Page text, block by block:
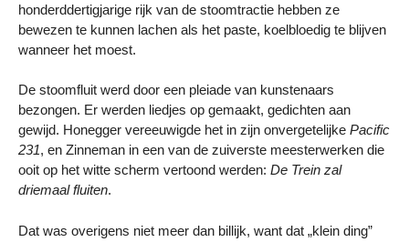
honderddertigjarige rijk van de stoomtractie hebben ze
bewezen te kunnen lachen als het paste, koelbloedig te blijven
wanneer het moest.
De stoomfluit werd door een pleiade van kunstenaars
bezongen. Er werden liedjes op gemaakt, gedichten aan
gewijd. Honegger vereeuwigde het in zijn onvergetelijke Pacific
231, en Zinneman in een van de zuiverste meesterwerken die
ooit op het witte scherm vertoond werden: De Trein zal
driemaal fluiten.
Dat was overigens niet meer dan billijk, want dat „klein ding”